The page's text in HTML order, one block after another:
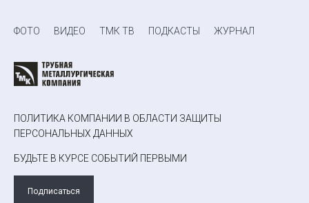
ФОТО ВИДЕО ТМК ТВ ПОДКАСТЫ ЖУРНАЛ
ПОЛИТИКА КОМПАНИИ В ОБЛАСТИ ЗАЩИТЫ
ПЕРСОНАЛЬНЫХ ДАННЫХ
БУДЬТЕ В КУРСЕ СОБЫТИЙ ПЕРВЫМИ
Подписаться